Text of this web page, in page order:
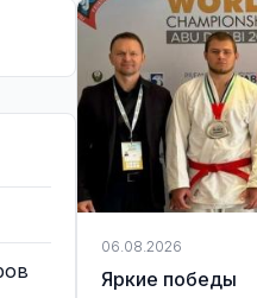
06.08.2026
Яркие победы